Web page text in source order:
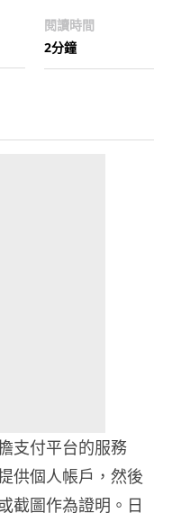
閱讀時間
2分鐘
支付平台的服務
供個人帳戶，然後
截圖作為證明。日